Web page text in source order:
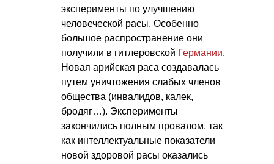
эксперименты по улучшению
человеческой расы. Особенно
большое распространение они
получили в гитлеровской Германии.
Новая арийская раса создавалась
путем уничтожения слабых членов
общества (инвалидов, калек,
бродяг…). Эксперименты
закончились полным провалом, так
как интеллектуальные показатели
новой здоровой расы оказались